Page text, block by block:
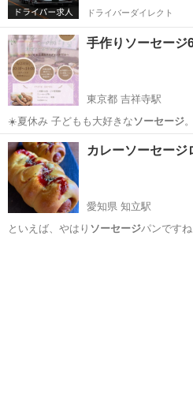
ドライバーダイレクト
手作りソーセージ
東京都 吉祥寺駅
☀️夏休み 子どもも大好きなソーセージ。 「でも添加物がちょっと気に
なる…
東京 武蔵野市
カレーソーセージ
愛知県 知立駅
といえば、やはり ソーセージ